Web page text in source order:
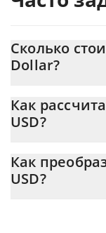
Сколько
Dollar?
На данный момент
Как
USD?
рассчитать цену
сумму Freya
Как
USD?